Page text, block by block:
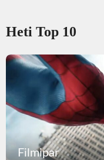
Heti Top 10
Filmipar